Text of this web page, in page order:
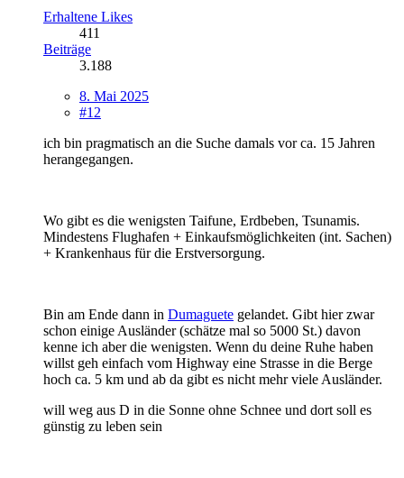
Erhaltene Likes
411
Beiträge
3.188
8. Mai 2025
#12
ich bin pragmatisch an die Suche damals vor ca. 15 Jahren
herangegangen.
Wo gibt es die wenigsten Taifune, Erdbeben, Tsunamis.
Mindestens Flughafen + Einkaufsmöglichkeiten (int. Sachen)
+ Krankenhaus für die Erstversorgung.
Bin am Ende dann in Dumaguete gelandet. Gibt hier zwar
schon einige Ausländer (schätze mal so 5000 St.) davon
kenne ich aber die wenigsten. Wenn du deine Ruhe haben
willst geh einfach vom Highway eine Strasse in die Berge
hoch ca. 5 km und ab da gibt es nicht mehr viele Ausländer.
will weg aus D in die Sonne ohne Schnee und dort soll es
günstig zu leben sein